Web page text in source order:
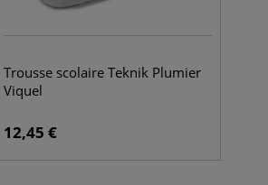
Trousse scolaire Teknik Plumier
Viquel
12,45 €